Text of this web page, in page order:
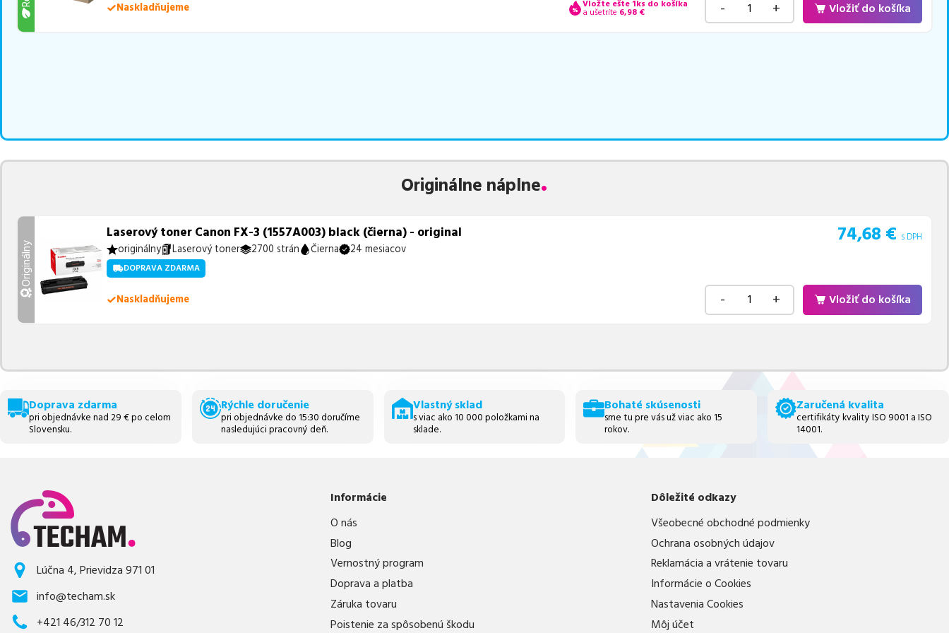
Naskladňujeme Vložte ešte 1ks do košíka
a ušetríte 6,98 € - + Vložiť do košíka
Originálne náplne
Originálny
Laserový toner Canon FX-3 (1557A003) black (čierna) - original 74,68 € s DPH
originálny Laserový toner 2700 strán Čierna 24 mesiacov
DOPRAVA ZDARMA
Naskladňujeme - + Vložiť do košíka
Doprava zdarma
pri objednávke nad 29 € po celom
Slovensku.
Rýchle doručenie
pri objednávke do 15:30 doručíme
nasledujúci pracovný deň.
Vlastný sklad
s viac ako 10 000 položkami na
sklade.
Bohaté skúsenosti
sme tu pre vás už viac ako 15
rokov.
Zaručená kvalita
certifikáty kvality ISO 9001 a ISO
14001.
Lúčna 4, Prievidza 971 01
info@techam.sk
+421 46/312 70 12
Informácie
O nás
Blog
Vernostný program
Doprava a platba
Záruka tovaru
Poistenie za spôsobenú škodu
Dôležité odkazy
Všeobecné obchodné podmienky
Ochrana osobných údajov
Reklamácia a vrátenie tovaru
Informácie o Cookies
Nastavenia Cookies
Môj účet